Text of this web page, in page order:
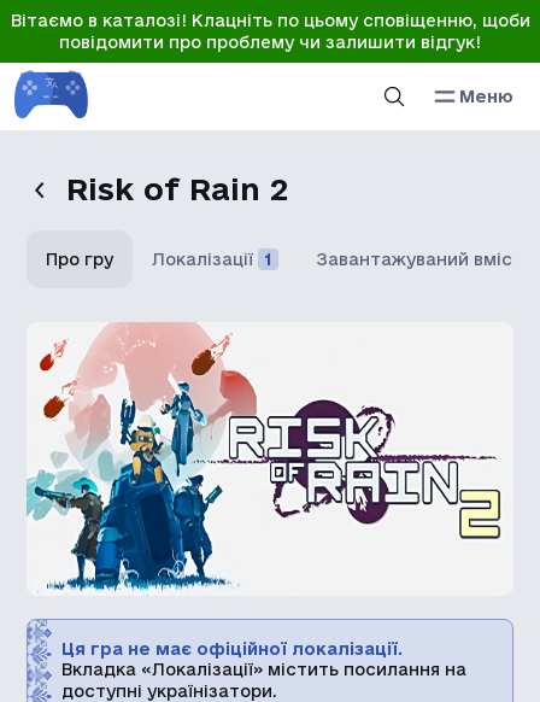
Вітаємо в каталозі! Клацніть по цьому сповіщенню, щоби
повідомити про проблему чи залишити відгук!
Меню
Risk of Rain 2
Про гру Локалізації 1 Завантажуваний вміст
Ця гра не має офіційної локалізації.
Вкладка «Локалізації» містить посилання на
доступні українізатори.